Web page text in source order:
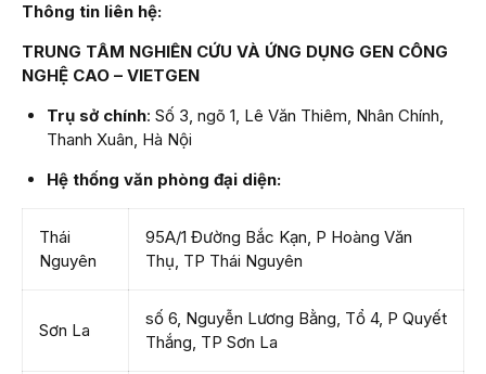
Thông tin liên hệ:
TRUNG TÂM NGHIÊN CỨU VÀ ỨNG DỤNG GEN CÔNG
NGHỆ CAO – VIETGEN
Trụ sở chính: Số 3, ngõ 1, Lê Văn Thiêm, Nhân Chính,
Thanh Xuân, Hà Nội
Hệ thống văn phòng đại diện:
Thái
Nguyên
95A/1 Đường Bắc Kạn, P Hoàng Văn
Thụ, TP Thái Nguyên
Sơn La
số 6, Nguyễn Lương Bằng, Tổ 4, P Quyết
Thắng, TP Sơn La